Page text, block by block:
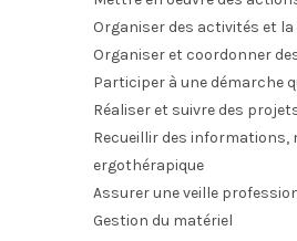
Organiser des activités et
Organiser et coordonner
Participer à une démarche
Réaliser et suivre des
Recueillir des informations,
ergothérapique
Assurer une veille
Gestion du matériel